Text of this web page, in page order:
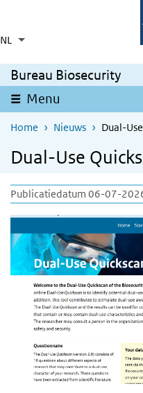
Overslaan en naar de inhoud
NL Taalkeuze
Aanvullende acties
Ingeklapt
Bureau Biosecurity
Menu
Home Nieuws Dual-
Dual-Use
Publicatiedatum 06-07-